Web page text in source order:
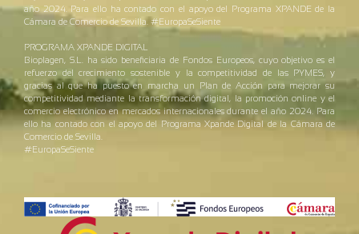
año 2024. Para ello ha contado con el apoyo del Programa XPANDE de la
Cámara de Comercio de Sevilla. #EuropaSeSiente
PROGRAMA XPANDE DIGITAL
Bioplagen, S.L. ha sido beneficiaria de Fondos Europeos, cuyo objetivo es el
refuerzo del crecimiento sostenible y la competitividad de las PYMES, y
gracias al que ha puesto en marcha un Plan de Acción para mejorar su
competitividad mediante la transformación digital, la promoción online y el
comercio electrónico en mercados internacionales durante el año 2024. Para
ello ha contado con el apoyo del Programa Xpande Digital de la Cámara de
Comercio de Sevilla.
#EuropaSeSiente